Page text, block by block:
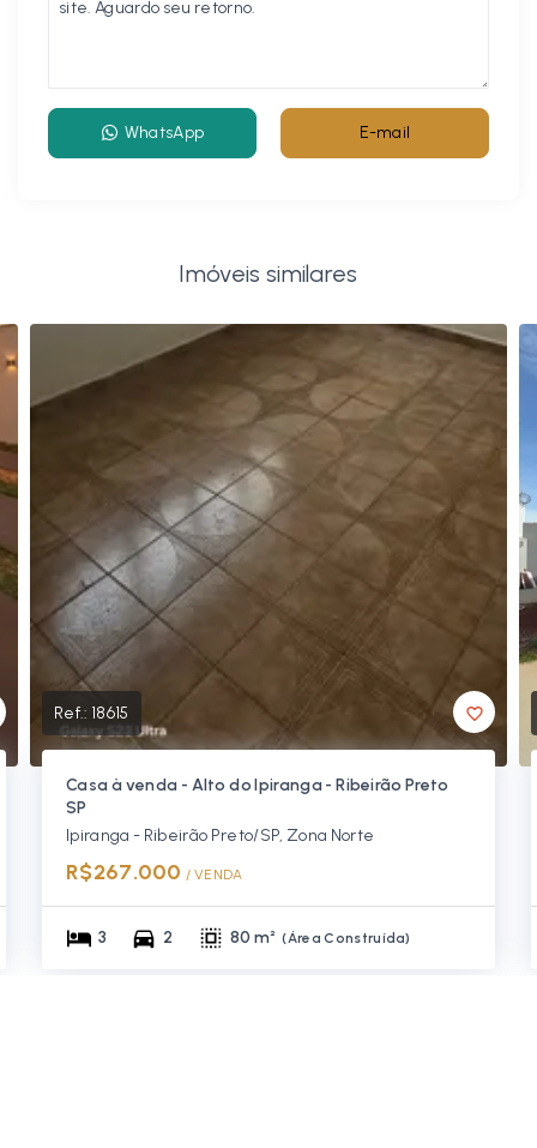
WhatsApp E-mail
Imóveis similares
Ref.: 18615
Casa à venda - Alto do Ipiranga - Ribeirão Preto
SP
Ipiranga - Ribeirão Preto/SP, Zona Norte
R$267.000 / VENDA
3 2 80 m² (Área Construída)